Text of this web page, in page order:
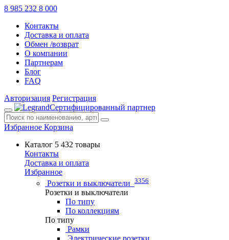
8 985 232 8 000
Контакты
Доставка и оплата
Обмен /возврат
О компании
Партнерам
Блог
FAQ
Авторизация Регистрация
Сертифицированный партнер
Избранное Корзина
Каталог 5 432 товары
Контакты
Доставка и оплата
Избранное
Розетки и выключатели 3356
Розетки и выключатели
По типу
По коллекциям
По типу
Рамки